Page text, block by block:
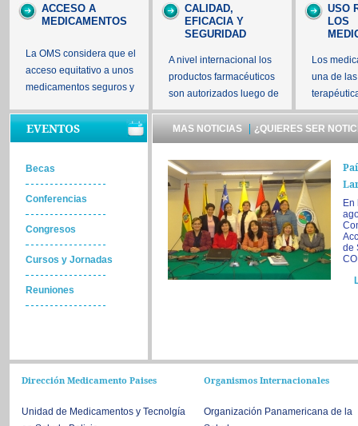
ACCESO A
MEDICAMENTOS
La OMS considera que el
acceso equitativo a unos
medicamentos seguros y
CALIDAD,
EFICACIA Y
SEGURIDAD
A nivel internacional los
productos farmacéuticos
son autorizados luego de
USO
LOS
Los
una de
EVENTOS
Becas
Conferencias
Congresos
Cursos y Jornadas
Reuniones
MAS NOTICIAS ¿QUIERES SER
En
de
Dirección Medicamento Paises
Unidad de Medicamentos y Tecnolgía
Organismos Internacionales
Organización Panamericana de la